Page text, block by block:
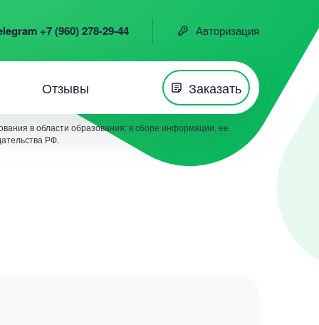
+7 (960) 278-29-44 Авторизация
Отзывы Заказать
в области образования: в сборе информации, ее
РФ.